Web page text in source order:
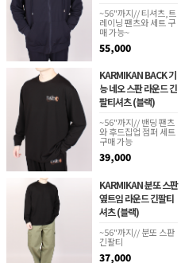
~56"까지// 티셔츠,트
레이닝 팬츠와 세트 구
매 가능~
55,000
KARMIKAN BACK 기
능 네오 스판 라운드 긴
팔티셔츠 (블랙)
~56"까지// 밴딩 팬츠
와 후드집업 점퍼 세트
구매 가능
39,000
KARMIKAN 분또 스판
옆트임 라운드 긴팔티
셔츠 (블랙)
~56"까지// 분또 스판
긴팔티
37,000